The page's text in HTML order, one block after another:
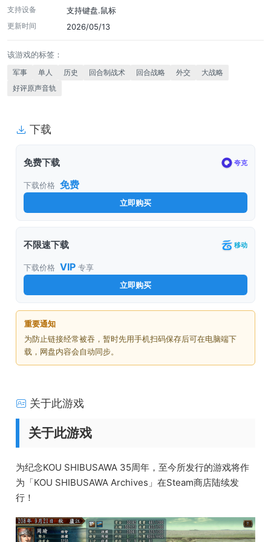
支持设备 支持键盘.鼠标
更新时间 2026/05/13
该游戏的标签：
军事 单人 历史 回合制战术 回合战略 外交
大战略
好评原声音轨
下载
免费下载 夸克
下载价格 免费
立即购买
不限速下载 移动
下载价格 VIP 专享
立即购买
重要通知
为防止链接经常被吞，暂时先用手机扫码保存后可在电脑端下
载，网盘内容会自动同步。
关于此游戏
关于此游戏
为纪念KOU SHIBUSAWA 35周年，至今所发行的游戏将作
为「KOU SHIBUSAWA Archives」在Steam商店陆续发
行！